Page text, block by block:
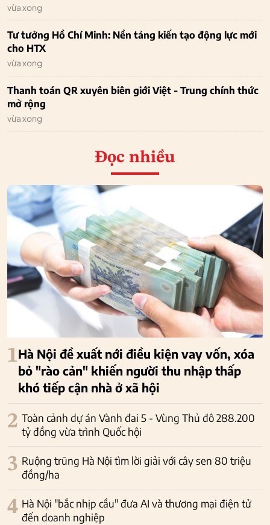
vừa xong
Tư tưởng Hồ Chí Minh: Nền tảng kiến tạo động lực mới
cho HTX
vừa xong
Thanh toán QR xuyên biên giới Việt - Trung chính thức
mở rộng
vừa xong
Đọc nhiều
1Hà Nội đề xuất nới điều kiện vay vốn, xóa
bỏ "rào cản" khiến người thu nhập thấp
khó tiếp cận nhà ở xã hội
2 Toàn cảnh dự án Vành đai 5 - Vùng Thủ đô 288.200
tỷ đồng vừa trình Quốc hội
3 Ruộng trũng Hà Nội tìm lời giải với cây sen 80 triệu
đồng/ha
4 Hà Nội "bắc nhịp cầu" đưa AI và thương mại điện tử
đến doanh nghiệp